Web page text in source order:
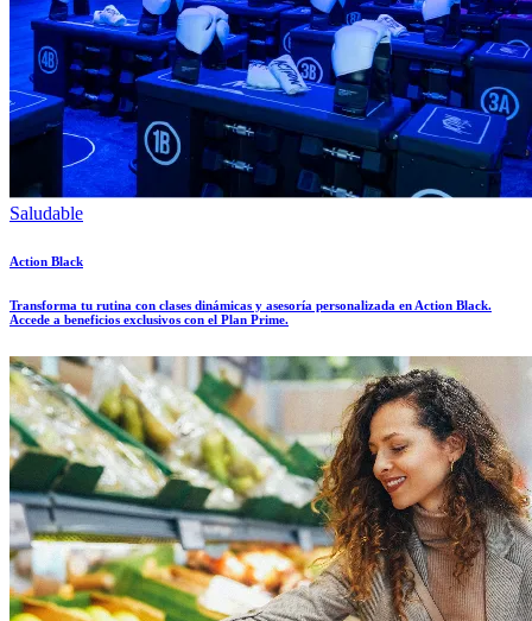
Saludable
Action Black
Transforma tu rutina con clases dinámicas y asesoría personalizada en Action Black.
Accede a beneficios exclusivos con el Plan Prime.